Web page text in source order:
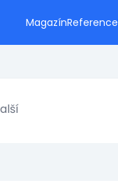
MagazínReference